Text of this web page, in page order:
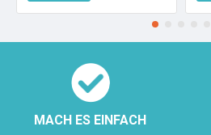
MACH ES EINFACH